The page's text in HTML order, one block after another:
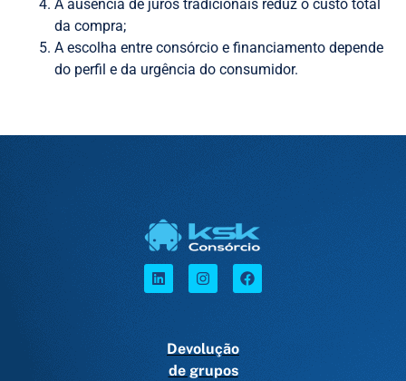
A ausência de juros tradicionais reduz o custo total
da compra;
A escolha entre consórcio e financiamento depende
do perfil e da urgência do consumidor.
Devolução
de grupos